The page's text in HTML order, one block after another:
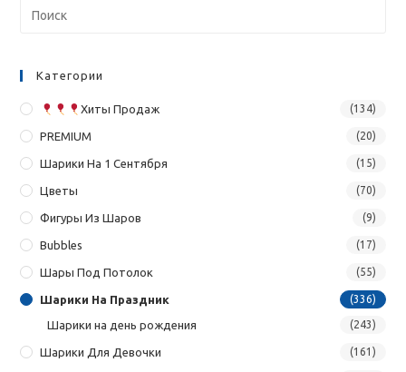
Категории
Хиты Продаж (134)
PREMIUM (20)
Шарики На 1 Сентября (15)
Цветы (70)
Фигуры Из Шаров (9)
Bubbles (17)
Шары Под Потолок (55)
Шарики На Праздник (336)
Шарики на день рождения (243)
Шарики Для Девочки (161)